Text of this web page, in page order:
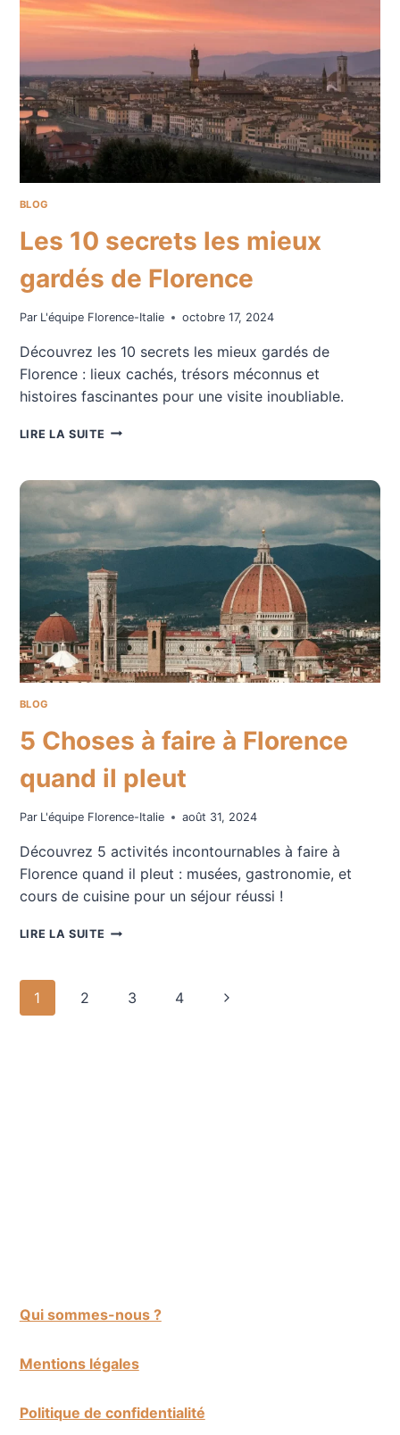
ROUVRIR
SES
PORTES
APRÈS
8
ANS
DE
TRAVAUX
BLOG
Les 10 secrets les mieux
gardés de Florence
Par L'équipe Florence-Italie octobre 17, 2024
Découvrez les 10 secrets les mieux gardés de
Florence : lieux cachés, trésors méconnus et
histoires fascinantes pour une visite inoubliable.
LIRE LA SUITE LES
LES
GARDÉS
DE
FLORENCE
BLOG
5 Choses à faire à Florence
quand il pleut
Par L'équipe Florence-Italie août 31, 2024
Découvrez 5 activités incontournables à faire à
Florence quand il pleut : musées, gastronomie, et
cours de cuisine pour un séjour réussi !
LIRE LA SUITE 5
Navigation
1 2 3 4
Page
Qui sommes-nous ?
Mentions légales
Politique de confidentialité